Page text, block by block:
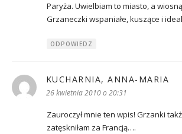
Paryża. Uwielbiam to miasto, a
Grzaneczki wspaniałe, kuszące i
ODPOWIEDZ
KUCHARNIA, ANNA-MARIA
26 kwietnia 2010 o 20:31
Zauroczył mnie ten wpis! Grzanki
zatęskniłam za Francją….